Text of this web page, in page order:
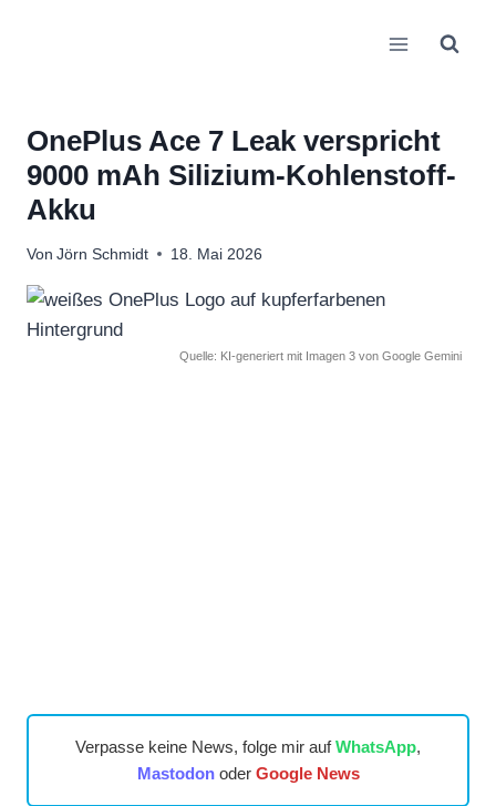
OnePlus Ace 7 Leak verspricht
9000 mAh Silizium-Kohlenstoff-
Akku
Von Jörn Schmidt 18. Mai 2026
Quelle: KI-generiert mit Imagen 3 von Google Gemini
Verpasse keine News, folge mir aufWhatsApp,
Mastodonoder Google News